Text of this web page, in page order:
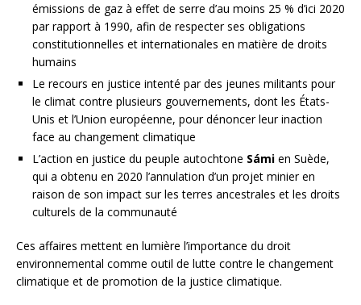
émissions de gaz à effet de serre d’au moins 25 % d’ici 2020
par rapport à 1990, afin de respecter ses obligations
constitutionnelles et internationales en matière de droits
humains
Le recours en justice intenté par des jeunes militants pour
le climat contre plusieurs gouvernements, dont les États-
Unis et l’Union européenne, pour dénoncer leur inaction
face au changement climatique
L’action en justice du peuple autochtone Sámi en Suède,
qui a obtenu en 2020 l’annulation d’un projet minier en
raison de son impact sur les terres ancestrales et les droits
culturels de la communauté
Ces affaires mettent en lumière l’importance du droit
environnemental comme outil de lutte contre le changement
climatique et de promotion de la justice climatique.